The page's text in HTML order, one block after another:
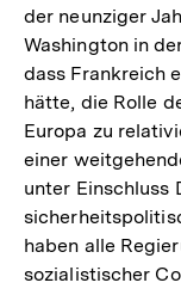
der neunziger
Washington in
dass Frankreich
hätte, die Rolle
Europa zu
einer
unter Einschluss
haben alle
sozialistischer